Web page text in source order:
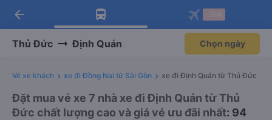
Tải app Vexere ngay!
Nhận ưu đãi thành viên độc
Mở app
Tải app Vexere
-30k/ghế khi đặt vé máy bay qua
Mở app
arrow_back
Thủ Đức Định Quán Chọn ngày
Vé xe khách xe đi Đồng Nai từ Sài Gòn xe đi Định Quán từ Thủ Đức
Đặt mua vé xe 7 nhà xe đi Định Quán từ Thủ
Đức chất lượng cao và giá vé ưu đãi nhất: 94